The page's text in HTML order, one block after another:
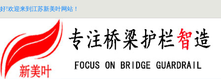
好!欢迎来到江苏新美叶网站！